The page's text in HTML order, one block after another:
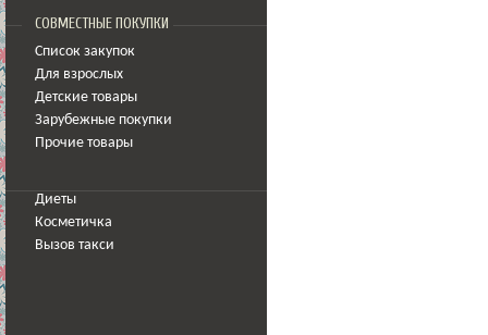
СОВМЕСТНЫЕ ПОКУПКИ
Список закупок
Для взрослых
Детские товары
Зарубежные покупки
Прочие товары
Диеты
Косметичка
Вызов такси